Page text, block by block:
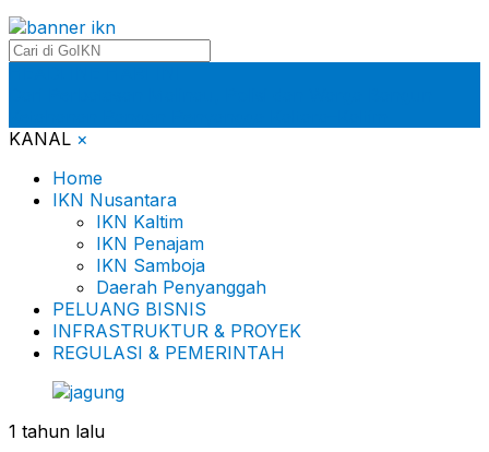
KANAL ×
Home
IKN Nusantara
IKN Kaltim
IKN Penajam
IKN Samboja
Daerah Penyanggah
PELUANG BISNIS
INFRASTRUKTUR & PROYEK
REGULASI & PEMERINTAH
1 tahun lalu